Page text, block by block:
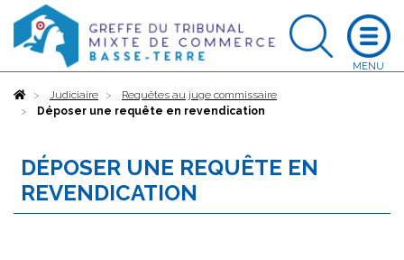
AccueilJudiciaire
Requêtes au juge commissaire
Déposer une requête en revendication
DÉPOSER UNE REQUÊTE EN
REVENDICATION